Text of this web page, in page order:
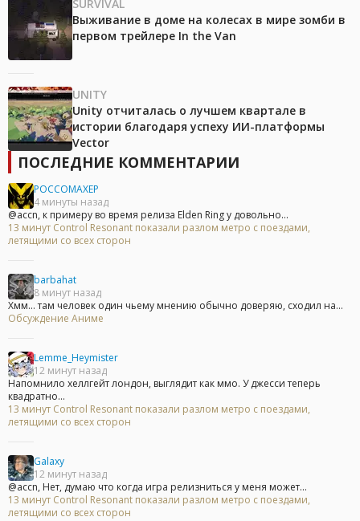
SURVIVAL
Выживание в доме на колесах в мире зомби в
первом трейлере In the Van
UNITY
Unity отчиталась о лучшем квартале в
истории благодаря успеху ИИ-платформы
Vector
ПОСЛЕДНИЕ КОММЕНТАРИИ
POCCOMAXEP
4 минуты назад
@accn, к примеру во время релиза Elden Ring у довольно...
13 минут Control Resonant показали разлом метро с поездами,
летящими со всех сторон
barbahat
8 минут назад
Хмм... там человек один чьему мнению обычно доверяю, сходил на...
Обсуждение Аниме
Lemme_Heymister
12 минут назад
Напомнило хеллгейт лондон, выглядит как ммо. У джесси теперь
квадратно...
13 минут Control Resonant показали разлом метро с поездами,
летящими со всех сторон
Galaxy
12 минут назад
@accn, Нет, думаю что когда игра релизниться у меня может...
13 минут Control Resonant показали разлом метро с поездами,
летящими со всех сторон